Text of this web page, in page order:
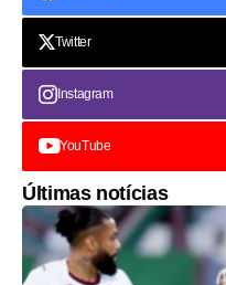
Twitter
Instagram
YouTube
Últimas notícias